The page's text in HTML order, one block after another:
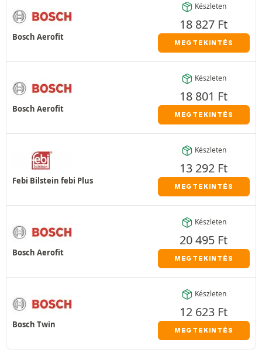
Bosch Aerofit
Készleten
18 827 Ft
MEGTEKINTÉS
Bosch Aerofit
Készleten
18 801 Ft
MEGTEKINTÉS
Febi Bilstein febi Plus
Készleten
13 292 Ft
MEGTEKINTÉS
Bosch Aerofit
Készleten
20 495 Ft
MEGTEKINTÉS
Bosch Twin
Készleten
12 623 Ft
MEGTEKINTÉS